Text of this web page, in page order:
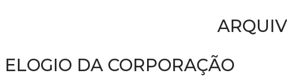
ELOGIO DA CORPORAÇÃO